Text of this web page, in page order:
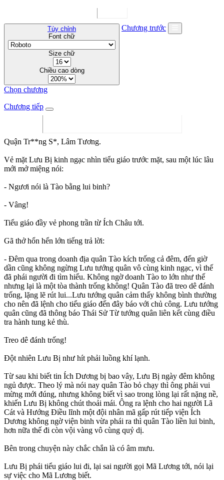
Tùy chỉnh
Font chữ
Size chữ
Chiều cao dòng
Chương trước
Chọn chương
Chương tiếp
Quận Tr**ng S*, Lâm Tương.
Vẻ mặt Lưu Bị kinh ngạc nhìn tiểu giáo trước mặt, sau một lúc lâu
mới mở miệng nói:
- Ngươi nói là Tào bằng lui binh?
- Vâng!
Tiểu giáo đầy vẻ phong trần từ Ích Châu tới.
Gã thở hổn hển lớn tiếng trả lời:
- Đêm qua trong doanh địa quân Tào kích trống cả đêm, đến giờ
dần cũng không ngừng Lưu tướng quân vô cùng kinh ngạc, vì thế
đã phái người đi tìm hiểu. Không ngờ doanh Tào to lớn như thế
nhưng lại là một tòa thành trống không! Quân Tào đã treo dê đánh
trống, lặng lẽ rút lui...Lưu tướng quân cảm thấy không bình thường
cho nên đã lệnh cho tiểu giáo đến đây báo với chủ công. Lưu tướng
quân cũng đã thông báo Thái Sử Từ tướng quân liên kết cùng điều
tra hành tung kẻ thù.
Treo dê đánh trống!
Đột nhiên Lưu Bị như hít phải luồng khí lạnh.
Từ sau khi biết tin Ích Dương bị bao vây, Lưu Bị ngày đêm không
ngủ được. Theo lý mà nói nay quân Tào bỏ chạy thì ông phải vui
mừng mới đúng, nhưng không biết vì sao trong lòng lại rất nặng nề,
khiến Lưu Bị không chút thoải mái. Ông ra lệnh cho hai người Lã
Cát và Hướng Điều lĩnh một đội nhân mã gấp rút tiếp viện Ích
Dương không ngờ viện binh vừa phái ra thì quân Tào liền lui binh,
hơn nữa thế đi còn vội vàng vô cùng quỷ dị.
Bên trong chuyện này chắc chắn là có âm mưu.
Lưu Bị phái tiểu giáo lui đi, lại sai người gọi Mã Lương tới, nói lại
sự việc cho Mã Lương biết.